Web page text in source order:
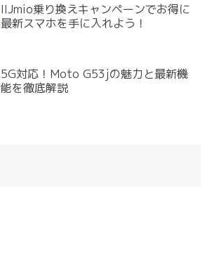
IIJmio乗り換えキャンペーンでお得に
最新スマホを手に入れよう！
5G対応！Moto G53jの魅力と最新機
能を徹底解説